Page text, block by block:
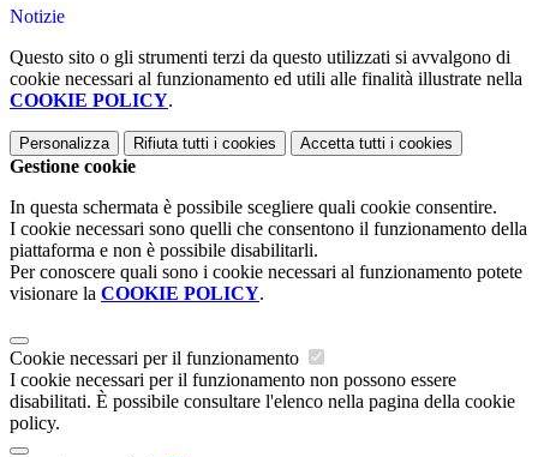
Notizie
Questo sito o gli strumenti terzi da questo utilizzati si avvalgono di
cookie necessari al funzionamento ed utili alle finalità illustrate nella
COOKIE POLICY.
Personalizza Rifiuta tutti i cookies Accetta tutti i cookies
Gestione cookie
In questa schermata è possibile scegliere quali cookie consentire.
I cookie necessari sono quelli che consentono il funzionamento della
piattaforma e non è possibile disabilitarli.
Per conoscere quali sono i cookie necessari al funzionamento potete
visionare la COOKIE POLICY.
Cookie necessari per il funzionamento
I cookie necessari per il funzionamento non possono essere
disabilitati. È possibile consultare l'elenco nella pagina della cookie
policy.